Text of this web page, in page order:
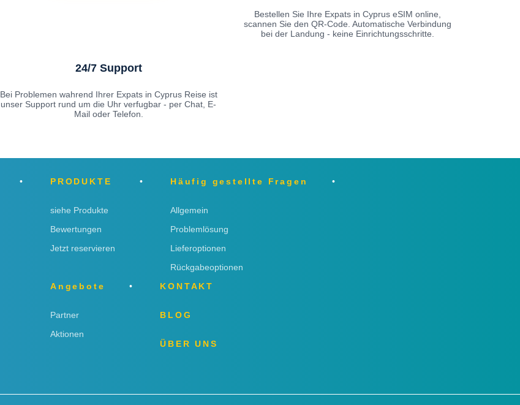
Bestellen Sie Ihre Expats in Cyprus eSIM online,
scannen Sie den QR-Code. Automatische Verbindung
bei der Landung - keine Einrichtungsschritte.
24/7 Support
Bei Problemen wahrend Ihrer Expats in Cyprus Reise ist
unser Support rund um die Uhr verfugbar - per Chat, E-
Mail oder Telefon.
PRODUKTE
siehe Produkte
Bewertungen
Jetzt reservieren
Häufig gestellte Fragen
Allgemein
Problemlösung
Lieferoptionen
Rückgabeoptionen
Angebote
Partner
Aktionen
KONTAKT
BLOG
ÜBER UNS